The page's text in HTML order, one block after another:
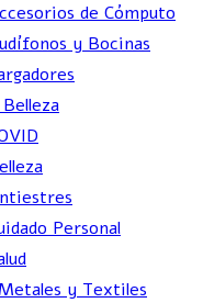
de Cómputo
y Bocinas
Personal
y Textiles